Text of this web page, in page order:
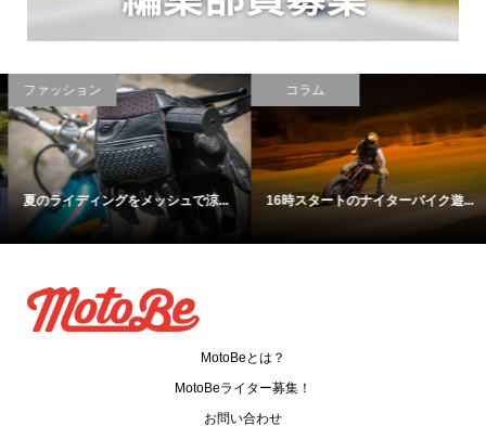
ファッション
夏のライディングをメッシュで涼...
コラム
16時スタートのナイターバイク遊...
MotoBeとは？
MotoBeライター募集！
お問い合わせ